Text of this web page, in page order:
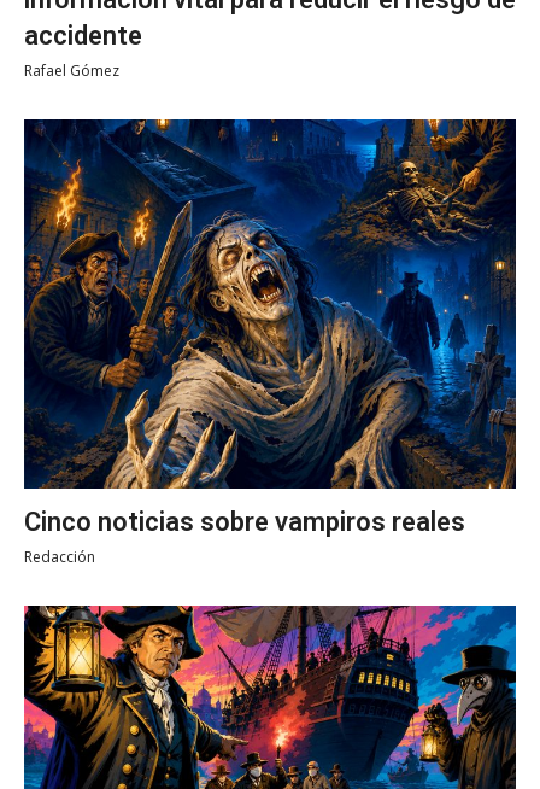
accidente
Rafael Gómez
Cinco noticias sobre vampiros reales
Redacción